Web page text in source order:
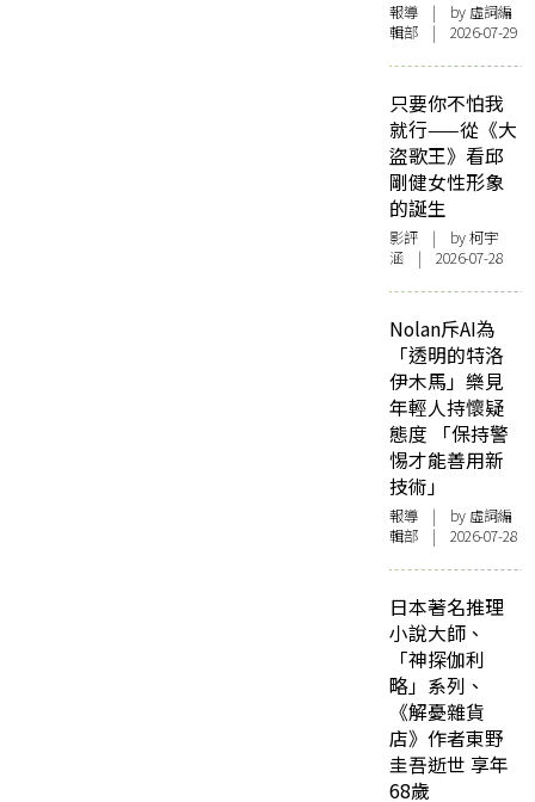
報導 | by 虛詞編
輯部 | 2026-07-29
只要你不怕我
就行——從《大
盜歌王》看邱
剛健女性形象
的誕生
影評 | by 柯宇
涵 | 2026-07-28
Nolan斥AI為
「透明的特洛
伊木馬」樂見
年輕人持懷疑
態度 「保持警
惕才能善用新
技術」
報導 | by 虛詞編
輯部 | 2026-07-28
日本著名推理
小說大師、
「神探伽利
略」系列、
《解憂雜貨
店》作者東野
圭吾逝世 享年
68歲